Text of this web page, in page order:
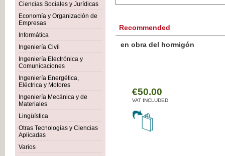
Ciencias Sociales y Jurídicas
Economía y Organización de
Empresas
Informática
Ingeniería Civil
Ingeniería Electrónica y
Comunicaciones
Ingeniería Energética,
Eléctrica y Motores
Ingeniería Mecánica y de
Materiales
Lingüística
Otras Tecnologías y Ciencias
Aplicadas
Varios
Recommended
Botánica Agroalimentaria